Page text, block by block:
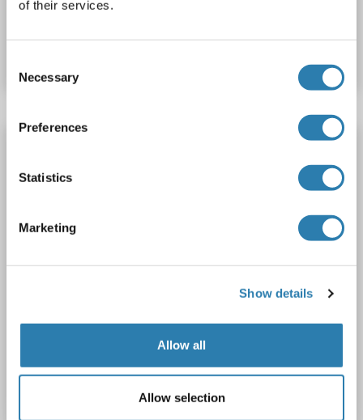
of their services.
Selection
Necessary
Preferences
Statistics
Marketing
Show details
Allow all
Allow selection
Wirt: Kaninchen